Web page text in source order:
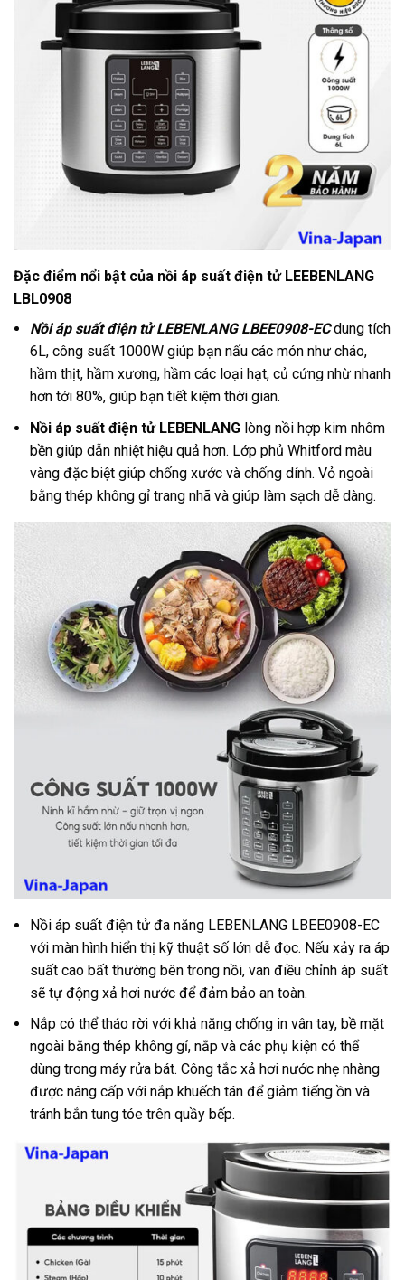
Đặc điểm nổi bật của nồi áp suất điện tử LEEBENLANG
LBL0908
Nồi áp suất điện tử LEBENLANG LBEE0908-ECdung tích
6L, công suất 1000W giúp bạn nấu các món như cháo,
hầm thịt, hầm xương, hầm các loại hạt, củ cứng nhừ nhanh
hơn tới 80%, giúp bạn tiết kiệm thời gian.
Nồi áp suất điện tử LEBENLANG lòng nồi hợp kim nhôm
bền giúp dẫn nhiệt hiệu quả hơn. Lớp phủ Whitford màu
vàng đặc biệt giúp chống xước và chống dính. Vỏ ngoài
bằng thép không gỉ trang nhã và giúp làm sạch dễ dàng.
Nồi áp suất điện tử đa năng LEBENLANG LBEE0908-EC
với màn hình hiển thị kỹ thuật số lớn dễ đọc. Nếu xảy ra áp
suất cao bất thường bên trong nồi, van điều chỉnh áp suất
sẽ tự động xả hơi nước để đảm bảo an toàn.
Nắp có thể tháo rời với khả năng chống in vân tay, bề mặt
ngoài bằng thép không gỉ, nắp và các phụ kiện có thể
dùng trong máy rửa bát. Công tắc xả hơi nước nhẹ nhàng
được nâng cấp với nắp khuếch tán để giảm tiếng ồn và
tránh bắn tung tóe trên quầy bếp.